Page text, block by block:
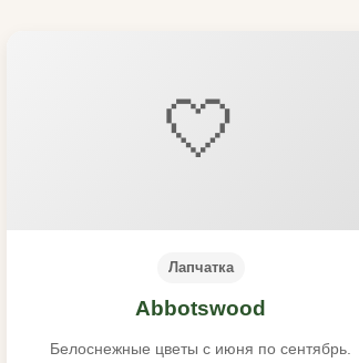
🤍
Лапчатка
Abbotswood
Белоснежные цветы с июня по сентябрь.